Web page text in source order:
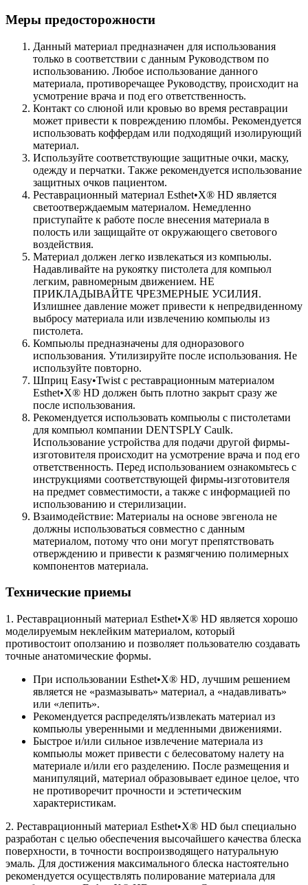
Меры предосторожности
Данный материал предназначен для использования
только в соответствии с данным Руководством по
использованию. Любое использование данного
материала, противоречащее Руководству, происходит на
усмотрение врача и под его ответственность.
Контакт со слюной или кровью во время реставрации
может привести к повреждению пломбы. Рекомендуется
использовать коффердам или подходящий изолирующий
материал.
Используйте соответствующие защитные очки, маску,
одежду и перчатки. Также рекомендуется использование
защитных очков пациентом.
Реставрационный материал Esthet•X® HD является
светоотверждаемым материалом. Немедленно
приступайте к работе после внесения материала в
полость или защищайте от окружающего светового
воздействия.
Материал должен легко извлекаться из компьюлы.
Надавливайте на рукоятку пистолета для компьюл
легким, равномерным движением. НЕ
ПРИКЛАДЫВАЙТЕ ЧРЕЗМЕРНЫЕ УСИЛИЯ.
Излишнее давление может привести к непредвиденному
выбросу материала или извлечению компьюлы из
пистолета.
Компьюлы предназначены для одноразового
использования. Утилизируйте после использования. Не
используйте повторно.
Шприц Easy•Twist с реставрационным материалом
Esthet•X® HD должен быть плотно закрыт сразу же
после использования.
Рекомендуется использовать компьюлы с пистолетами
для компьюл компании DENTSPLY Caulk.
Использование устройства для подачи другой фирмы-
изготовителя происходит на усмотрение врача и под его
ответственность. Перед использованием ознакомьтесь с
инструкциями соответствующей фирмы-изготовителя
на предмет совместимости, а также с информацией по
использованию и стерилизации.
Взаимодействие: Материалы на основе эвгенола не
должны использоваться совместно с данным
материалом, потому что они могут препятствовать
отверждению и привести к размягчению полимерных
компонентов материала.
Технические приемы
1. Реставрационный материал Esthet•X® HD является хорошо
моделируемым неклейким материалом, который
противостоит оползанию и позволяет пользователю создавать
точные анатомические формы.
При использовании Esthet•X® HD, лучшим решением
является не «размазывать» материал, а «надавливать»
или «лепить».
Рекомендуется распределять/извлекать материал из
компьюлы уверенными и медленными движениями.
Быстрое и/или сильное извлечение материала из
компьюлы может привести с белесоватому налету на
материале и/или его разделению. После размещения и
манипуляций, материал образовывает единое целое, что
не противоречит прочности и эстетическим
характеристикам.
2. Реставрационный материал Esthet•X® HD был специально
разработан с целью обеспечения высочайшего качества блеска
поверхности, в точности воспроизводящего натуральную
эмаль. Для достижения максимального блеска настоятельно
рекомендуется осуществлять полирование материала для